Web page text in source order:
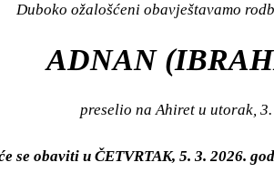
Duboko ožalošćeni obavještavamo
ADNAN
preselio na Ahiret u utorak,
se obaviti u ČETVRTAK, 5. 3. 2026.